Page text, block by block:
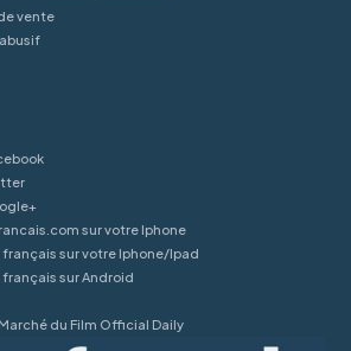
vente
sur votre Iphone
sur votre Iphone/Ipad
sur Android
du Film Official Daily